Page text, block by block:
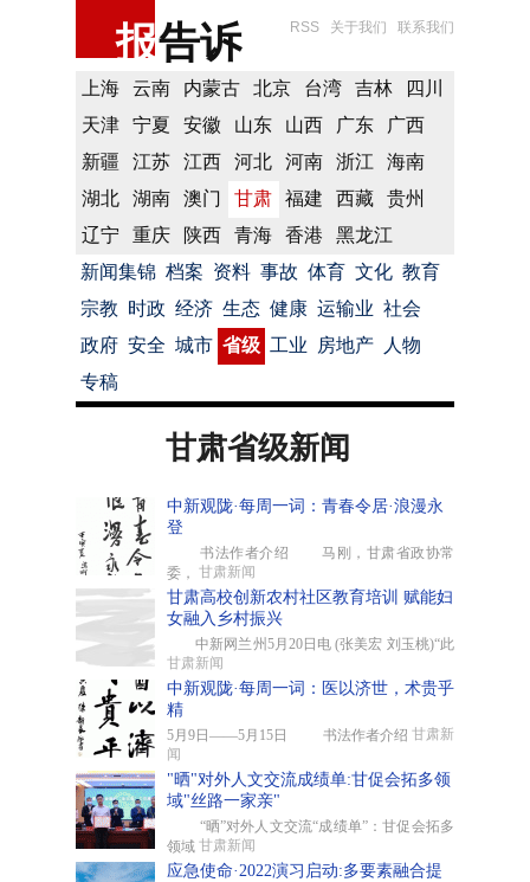
报告诉 RSS 关于我们 联系我们
上海 云南 内蒙古 北京 台湾 吉林
四川
天津
宁夏 安徽 山东 山西 广东
广西
新疆
江苏 江西 河北 河南 浙江
海南
湖北
湖南 澳门 甘肃 福建 西藏
贵州
辽宁
重庆 陕西 青海 香港
黑龙江
新闻集锦 档案 资料 事故 体育 文化 教育
宗教 时政 经济 生态 健康 运输业 社会
政府 安全 城市 省级 工业 房地产
人物
专稿
甘肃省级新闻
中新观陇·每周一词：青春令居·浪漫永
登
书法作者介绍 马刚，甘肃省政协常
委， 甘肃新闻
甘肃高校创新农村社区教育培训 赋能妇
女融入乡村振兴
中新网兰州5月20日电 (张美宏 刘玉桃)“此
甘肃新闻
中新观陇·每周一词：医以济世，术贵乎
精
5月9日——5月15日 书法作者介绍 甘肃新
闻
"晒"对外人文交流成绩单:甘促会拓多领
域"丝路一家亲"
“晒”对外人文交流“成绩单”：甘促会拓多
领域 甘肃新闻
应急使命·2022演习启动:多要素融合提